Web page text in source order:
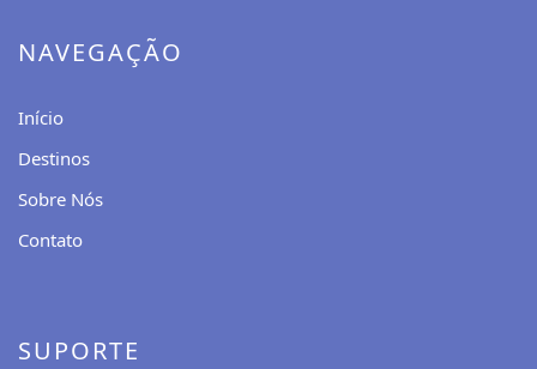
NAVEGAÇÃO
Início
Destinos
Sobre Nós
Contato
SUPORTE